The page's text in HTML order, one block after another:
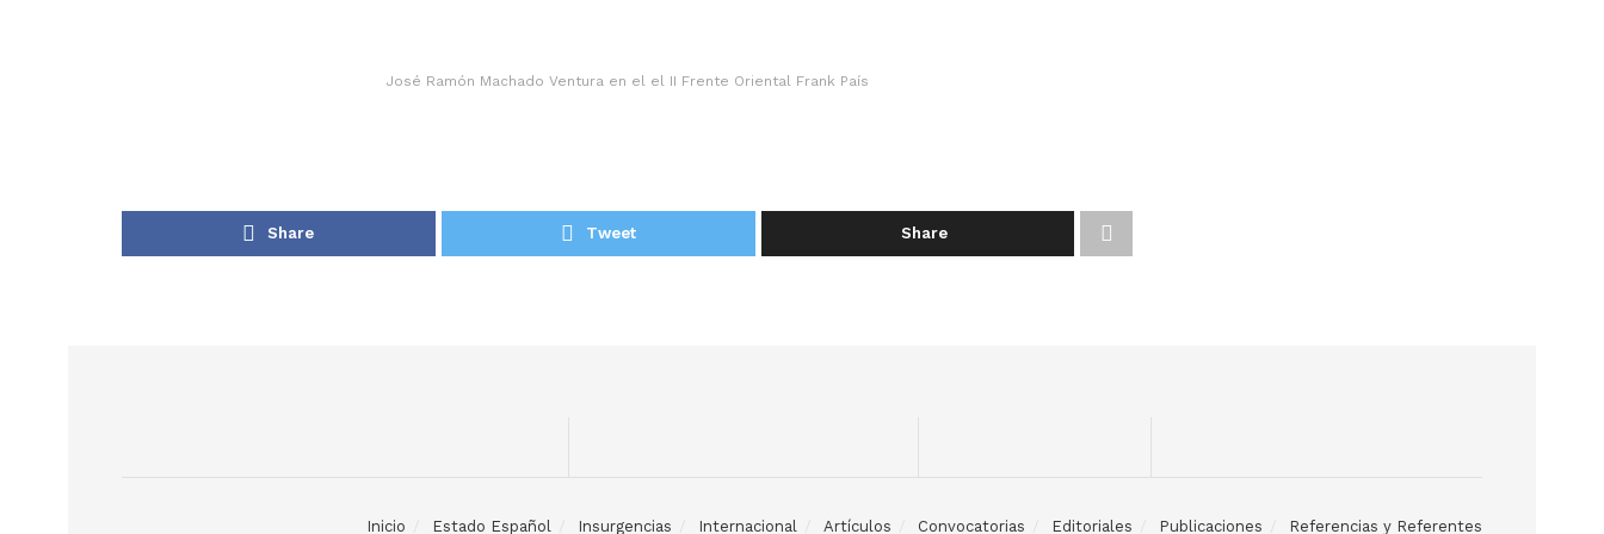
José Ramón Machado Ventura en el el II Frente Oriental Frank País
Share Tweet Share
Inicio Estado Español Insurgencias Internacional Artículos Convocatorias Editoriales Publicaciones Referencias y Referentes